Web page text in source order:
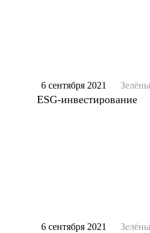
6 сентября 2021
ESG-инвестирование
6 сентября 2021